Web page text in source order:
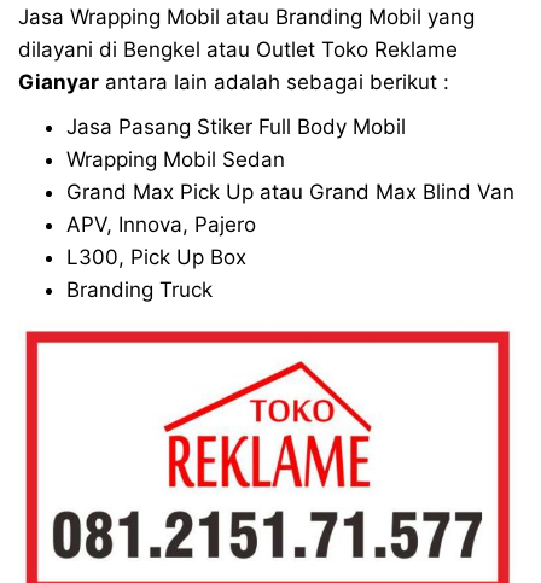
Jasa Wrapping Mobil atau Branding Mobil yang
dilayani di Bengkel atau Outlet Toko Reklame
Gianyar antara lain adalah sebagai berikut :
Jasa Pasang Stiker Full Body Mobil
Wrapping Mobil Sedan
Grand Max Pick Up atau Grand Max Blind Van
APV, Innova, Pajero
L300, Pick Up Box
Branding Truck